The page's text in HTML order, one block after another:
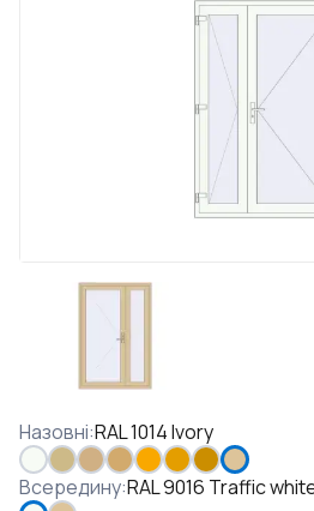
Назовні:RAL 1014 Ivory
Всередину:RAL 9016 Traffic